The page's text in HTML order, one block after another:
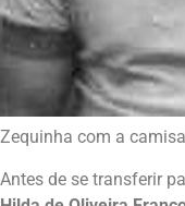
Zequinha com a
Antes de se transferir